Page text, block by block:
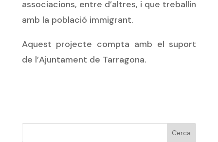
associacions, entre d’altres, i que treballin
amb la població immigrant.
Aquest projecte compta amb el suport
de l’Ajuntament de Tarragona.